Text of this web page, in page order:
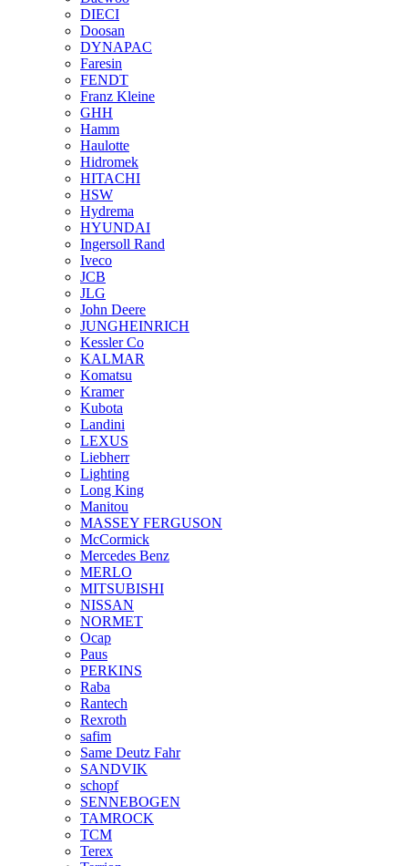
DIECI
Doosan
DYNAPAC
Faresin
FENDT
Franz Kleine
GHH
Hamm
Haulotte
Hidromek
HITACHI
HSW
Hydrema
HYUNDAI
Ingersoll Rand
Iveco
JCB
JLG
John Deere
JUNGHEINRICH
Kessler Co
KALMAR
Komatsu
Kramer
Kubota
Landini
LEXUS
Liebherr
Lighting
Long King
Manitou
MASSEY FERGUSON
McCormick
Mercedes Benz
MERLO
MITSUBISHI
NISSAN
NORMET
Ocap
Paus
PERKINS
Raba
Rantech
Rexroth
safim
Same Deutz Fahr
SANDVIK
schopf
SENNEBOGEN
TAMROCK
TCM
Terex